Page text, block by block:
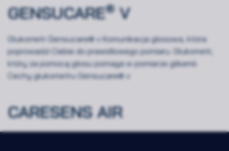
GENSUCARE®V
Glukometr Gensucare® v Komunikacja głosowa, która
poprowadzi Ciebie do prawidłowego pomiaru. Glukometr,
który za pomocą głosu pomaga w pomiarze glikemii.
Cechy glukometru Gensucare® v
CARESENS AIR